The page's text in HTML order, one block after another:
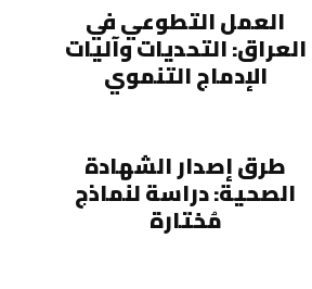
العمل التطوعي في
العراق: التحديات وآليات
الإدماج التنموي
طرق إصدار الشهادة
الصحية: دراسة لنماذج
مُختارة